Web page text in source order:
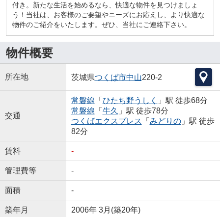
付き。新たな生活を始めるなら、快適な物件を見つけましょ
う！当社は、お客様のご要望やニーズにお応えし、より快適な
物件のご紹介をいたします。ぜひ、当社にご連絡下さい。
物件概要
所在地 茨城県つくば市中山220-2
交通
常磐線 「 ひたち野うしく
」駅 徒歩68分
常磐線 「 牛久 」駅 徒歩78分
つくばエクスプレス 「 みどりの」駅 徒歩
82分
賃料 -
管理費等 -
面積 -
築年月 2006年 3月(築20年)